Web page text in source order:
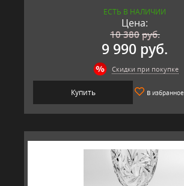
ЕСТЬ В НАЛИЧИИ
Цена:
10 380 руб.
9 990 руб.
Скидки при покупке
Купить В избранное